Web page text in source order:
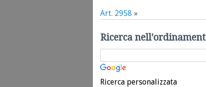
Art. 2958 »
Ricerca
Ricerca personalizzata